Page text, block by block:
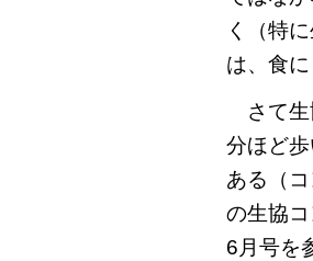
く（特
は、食
さて生
分ほど
ある（
の生協
6月号を